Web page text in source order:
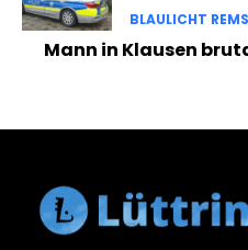
BLAULICHT
Mann in Klausen